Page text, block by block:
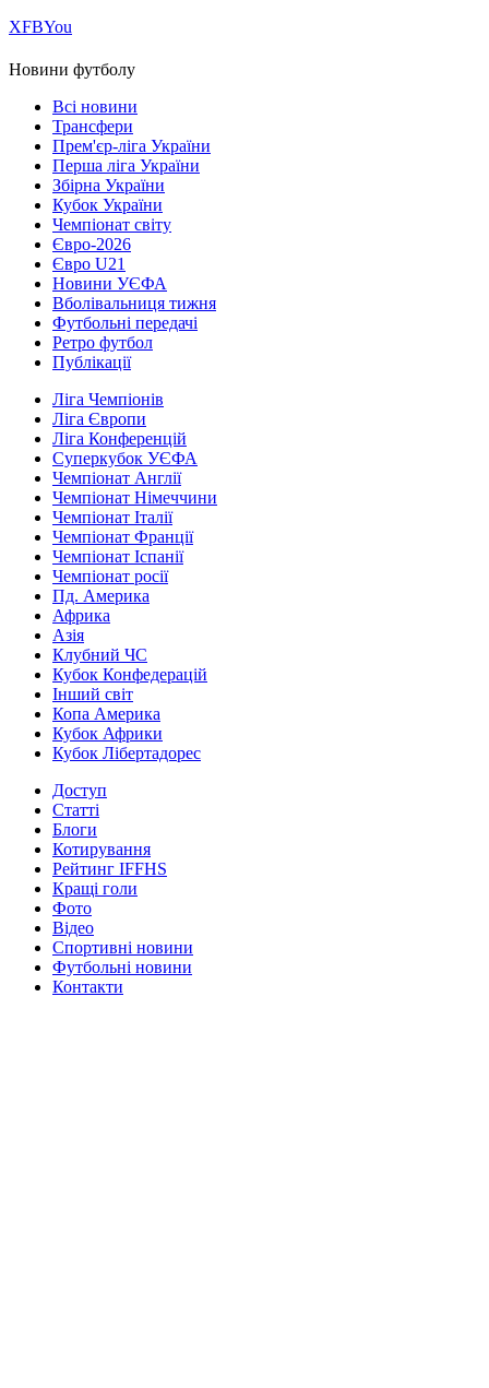
ХFBYou
Новини футболу
Всі новини
Трансфери
Прем'єр-ліга України
Перша ліга України
Збірна України
Кубок України
Чемпіонат світу
Євро-2026
Євро U21
Новини УЄФА
Вболівальниця тижня
Футбольні передачі
Ретро футбол
Публікації
Ліга Чемпіонів
Ліга Європи
Ліга Конференцій
Суперкубок УЄФА
Чемпіонат Англії
Чемпіонат Німеччини
Чемпіонат Італії
Чемпіонат Франції
Чемпіонат Іспанії
Чемпіонат росії
Пд. Америка
Африка
Азія
Клубний ЧС
Кубок Конфедерацій
Інший світ
Копа Америка
Кубок Африки
Кубок Лібертадорес
Доступ
Статті
Блоги
Котирування
Рейтинг IFFHS
Кращі голи
Фото
Відео
Спортивні новини
Футбольні новини
Контакти